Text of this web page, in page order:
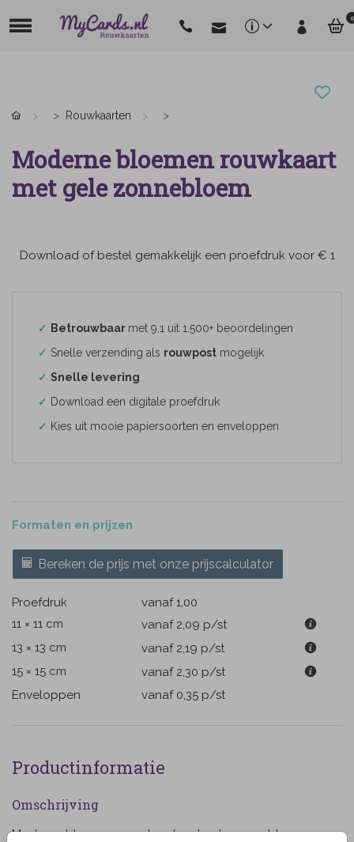
0
Rouwkaarten
Moderne bloemen rouwkaart
met gele zonnebloem
Download of bestel gemakkelijk een proefdruk voor € 1
✓ Betrouwbaar met 9.1 uit 1.500+ beoordelingen
✓ Snelle verzending als rouwpost mogelijk
✓ Snelle levering
✓ Download een digitale proefdruk
✓ Kies uit mooie papiersoorten en enveloppen
Formaten en prijzen
Bereken de prijs met onze prijscalculator
Proefdruk
vanaf 1,00
11 × 11 cm
vanaf 2,09 p/st
13 × 13 cm
vanaf 2,19 p/st
15 × 15 cm
vanaf 2,30 p/st
Enveloppen
vanaf 0,35 p/st
Productinformatie
Omschrijving
Moderne bloemen rouwkaart met gele zonnebloem.